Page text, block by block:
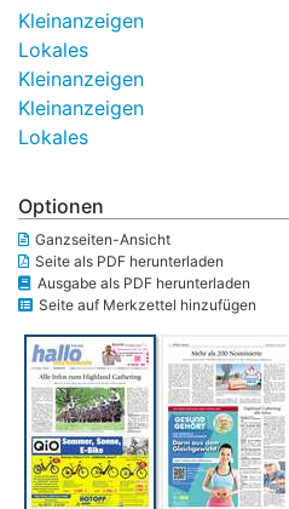
Kleinanzeigen
Lokales
Kleinanzeigen
Kleinanzeigen
Lokales
Optionen
Ganzseiten-Ansicht
Seite als PDF herunterladen
Ausgabe als PDF herunterladen
Seite auf Merkzettel hinzufügen